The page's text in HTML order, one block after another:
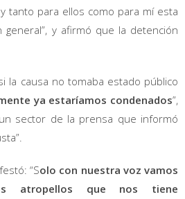
tanto para ellos como para mí esta
y afirmó que la detención
la causa no tomaba estado público
ya estaríamos condenados”,
sector de la prensa que informó
“Solo con nuestra voz vamos
atropellos que nos tiene